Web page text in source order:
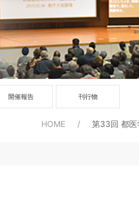
開催報告 刊行物
HOME 第33回 都医